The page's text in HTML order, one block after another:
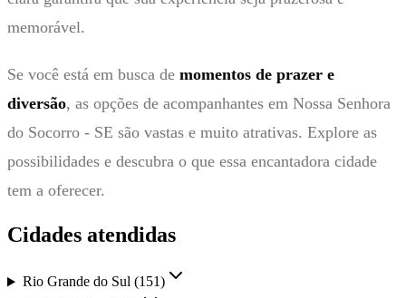
memorável.
Se você está em busca de momentos de prazer e
diversão, as opções de acompanhantes em Nossa Senhora
do Socorro - SE são vastas e muito atrativas. Explore as
possibilidades e descubra o que essa encantadora cidade
tem a oferecer.
Cidades atendidas
Rio Grande do Sul (151)